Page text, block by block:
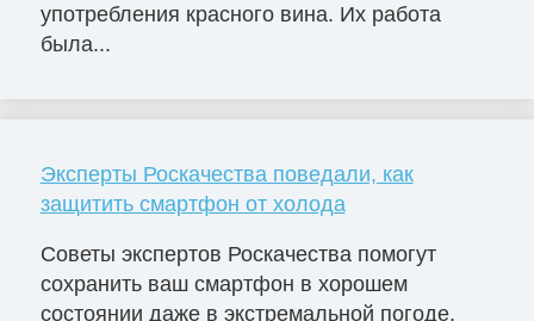
употребления красного вина. Их работа
была...
Эксперты Роскачества поведали, как
защитить смартфон от холода
Советы экспертов Роскачества помогут
сохранить ваш смартфон в хорошем
состоянии даже в экстремальной погоде.